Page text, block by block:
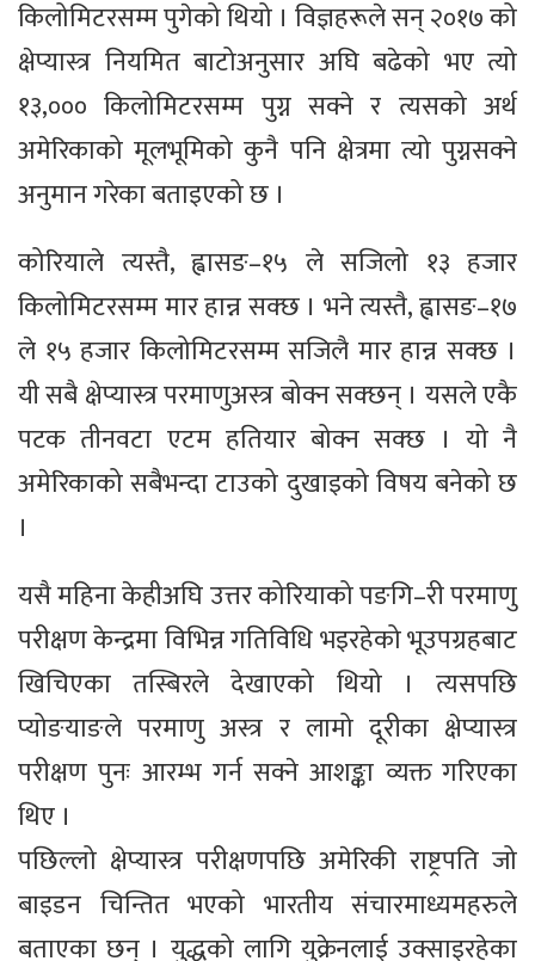
किलोमिटरसम्म पुगेको थियो । विज्ञहरूले सन् २०१७ को
क्षेप्यास्त्र नियमित बाटोअनुसार अघि बढेको भए त्यो
१३,००० किलोमिटरसम्म पुग्न सक्ने र त्यसको अर्थ
अमेरिकाको मूलभूमिको कुनै पनि क्षेत्रमा त्यो पुग्नसक्ने
अनुमान गरेका बताइएको छ ।
कोरियाले त्यस्तै, ह्वासङ–१५ ले सजिलो १३ हजार
किलोमिटरसम्म मार हान्न सक्छ । भने त्यस्तै, ह्वासङ–१७
ले १५ हजार किलोमिटरसम्म सजिलै मार हान्न सक्छ ।
यी सबै क्षेप्यास्त्र परमाणुअस्त्र बोक्न सक्छन् । यसले एकै
पटक तीनवटा एटम हतियार बोक्न सक्छ । यो नै
अमेरिकाको सबैभन्दा टाउको दुखाइको विषय बनेको छ
।
यसै महिना केहीअघि उत्तर कोरियाको पङगि–री परमाणु
परीक्षण केन्द्रमा विभिन्न गतिविधि भइरहेको भूउपग्रहबाट
खिचिएका तस्बिरले देखाएको थियो । त्यसपछि
प्योङयाङले परमाणु अस्त्र र लामो दूरीका क्षेप्यास्त्र
परीक्षण पुनः आरम्भ गर्न सक्ने आशङ्का व्यक्त गरिएका
थिए ।
पछिल्लो क्षेप्यास्त्र परीक्षणपछि अमेरिकी राष्ट्रपति जो
बाइडन चिन्तित भएको भारतीय संचारमाध्यमहरुले
बताएका छन् । युद्धको लागि युक्रेनलाई उक्साइरहेका